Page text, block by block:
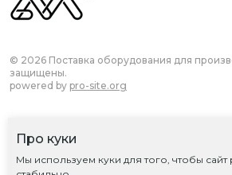
© 2026 Поставка оборудования для
защищены.
powered by pro-site.org
Политика обработки ПД
Про куки
Мы используем куки для того, чтобы